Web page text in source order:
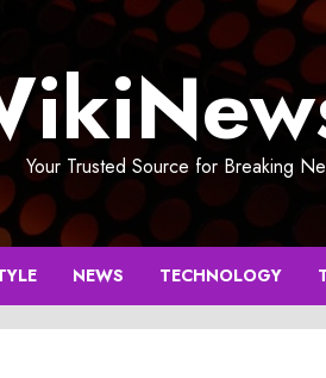
Your Trusted Source for Breaking
NEWS TECHNOLOGY